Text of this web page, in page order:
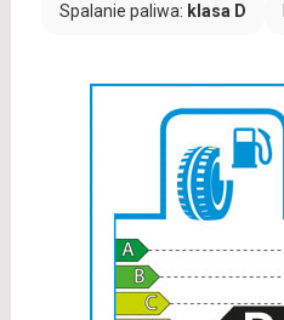
Spalanie paliwa: klasa D